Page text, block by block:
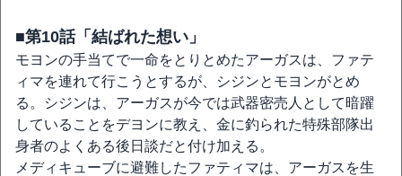
■第10話「結ばれた想い」
モヨンの手当てで一命をとりとめたアーガスは、ファテ
ィマを連れて行こうとするが、シジンとモヨンがとめ
る。シジンは、アーガスが今では武器密売人として暗躍
していることをデヨンに教え、金に釣られた特殊部隊出
身者のよくある後日談だと付け加える。
メディキューブに避難したファティマは、アーガスを生